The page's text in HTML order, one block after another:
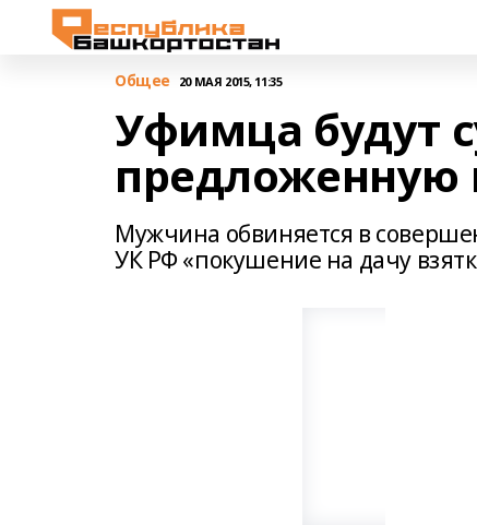
Общее 20 МАЯ 2015, 11:35
Уфимца будут
предложенную
Мужчина обвиняется в
УК РФ «покушение на дачу